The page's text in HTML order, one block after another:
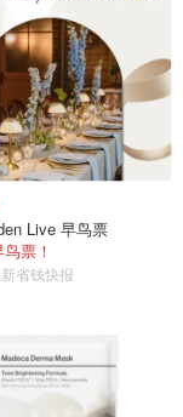
Live 早鸟票
票！
省钱快报